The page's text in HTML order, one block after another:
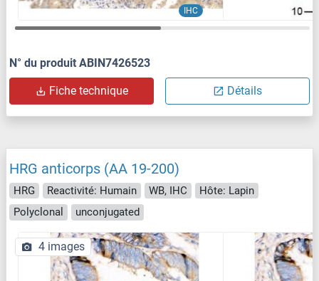
IHC
N° du produit ABIN7426523
Fiche technique Détails
HRG anticorps (AA 19-200)
HRG Reactivité: Humain WB, IHC
Hôte: Lapin
Polyclonal
unconjugated
4 images